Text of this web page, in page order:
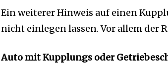
Ein weiterer Hinweis auf einen
nicht einlegen lassen. Vor allem der
Auto mit Kupplungs oder